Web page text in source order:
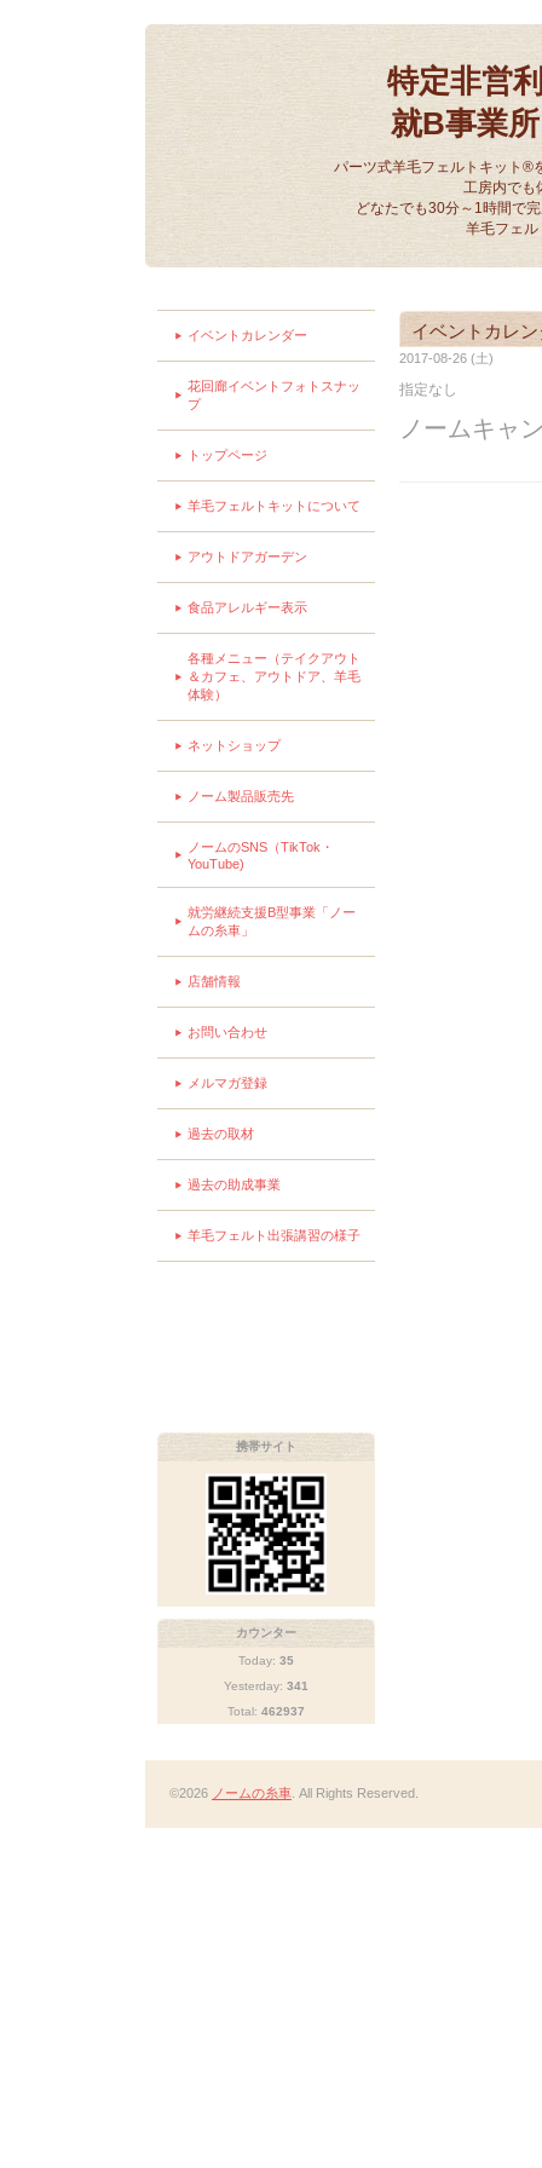
特定非営
就B事業
パーツ式羊毛フェルトキット®
工房内でも
どなたでも30分～1時間で
羊毛フェ
イベントカレ
2017-08-26 (土)
指定なし
ノームキャ
イベントカレンダー
花回廊イベントフォトスナッ
プ
トップページ
羊毛フェルトキットについて
アウトドアガーデン
食品アレルギー表示
各種メニュー（テイクアウト
＆カフェ、アウトドア、羊毛
体験）
ネットショップ
ノーム製品販売先
ノームのSNS（TikTok・
YouTube)
就労継続支援B型事業「ノー
ムの糸車」
店舗情報
お問い合わせ
メルマガ登録
過去の取材
過去の助成事業
羊毛フェルト出張講習の様子
携帯サイト
カウンター
Today: 35
Yesterday: 341
Total: 462937
©2026 ノームの糸車 . All Rights Reserved.